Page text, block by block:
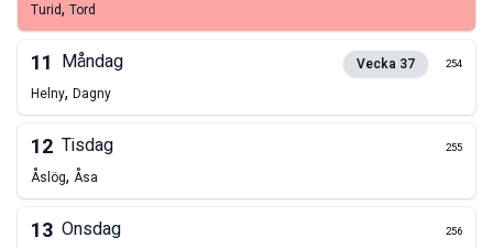
Turid, Tord
11 Måndag Vecka 37 254
Helny, Dagny
12 Tisdag 255
Åslög, Åsa
13 Onsdag 256